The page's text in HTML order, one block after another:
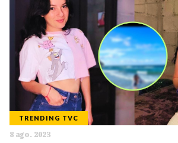
TRENDING TVC
8 ago. 2023